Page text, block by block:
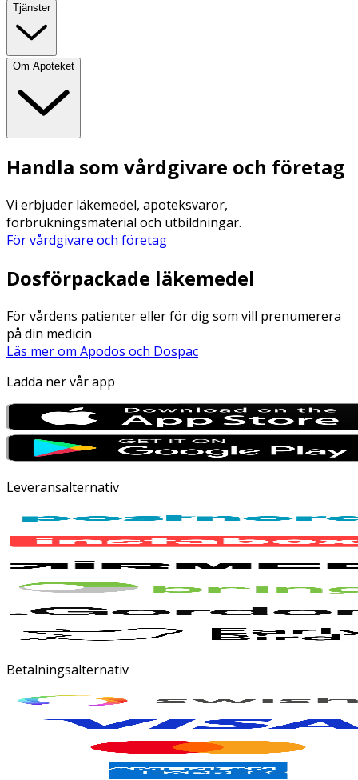
Tjänster
Om Apoteket
Handla som vårdgivare och företag
Vi erbjuder läkemedel, apoteksvaror,
förbrukningsmaterial och utbildningar.
För vårdgivare och företag
Dosförpackade läkemedel
För vårdens patienter eller för dig som vill prenumerera
på din medicin
Läs mer om Apodos och Dospac
Ladda ner vår app
Leveransalternativ
Betalningsalternativ